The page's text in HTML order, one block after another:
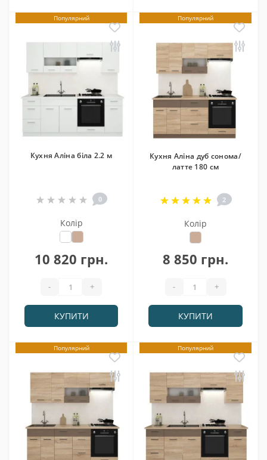
Популярний
Кухня Аліна біла 2.2 м
0
Колір
10 820 грн.
- +
КУПИТИ
Популярний
Кухня Аліна дуб сонома/
латте 180 см
2
Колір
8 850 грн.
- +
КУПИТИ
Популярний Популярний